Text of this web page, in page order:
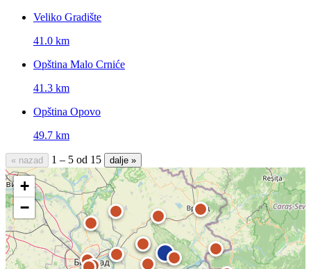
Veliko Gradište
41.0 km
Opština Malo Crniće
41.3 km
Opština Opovo
49.7 km
« nazad 1 – 5 od 15 dalje »
+
−